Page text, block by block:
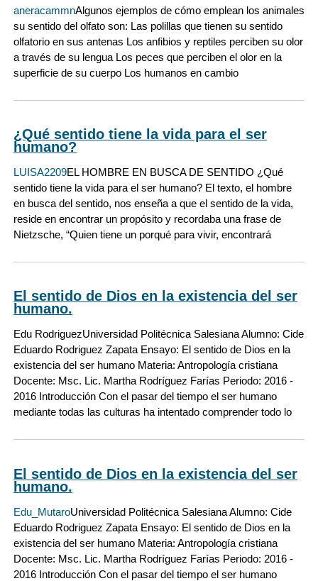
aneracammnAlgunos ejemplos de cómo emplean los animales
su sentido del olfato son: Las polillas que tienen su sentido
olfatorio en sus antenas Los anfibios y reptiles perciben su olor
a través de su lengua Los peces que perciben el olor en la
superficie de su cuerpo Los humanos en cambio
¿Qué sentido tiene la vida para el ser
humano?
LUISA2209EL HOMBRE EN BUSCA DE SENTIDO ¿Qué
sentido tiene la vida para el ser humano? El texto, el hombre
en busca del sentido, nos enseña a que el sentido de la vida,
reside en encontrar un propósito y recordaba una frase de
Nietzsche, “Quien tiene un porqué para vivir, encontrará
El sentido de Dios en la existencia del ser
humano.
Edu RodriguezUniversidad Politécnica Salesiana Alumno: Cide
Eduardo Rodriguez Zapata Ensayo: El sentido de Dios en la
existencia del ser humano Materia: Antropología cristiana
Docente: Msc. Lic. Martha Rodríguez Farías Periodo: 2016 -
2016 Introducción Con el pasar del tiempo el ser humano
mediante todas las culturas ha intentado comprender todo lo
El sentido de Dios en la existencia del ser
humano.
Edu_MutaroUniversidad Politécnica Salesiana Alumno: Cide
Eduardo Rodriguez Zapata Ensayo: El sentido de Dios en la
existencia del ser humano Materia: Antropología cristiana
Docente: Msc. Lic. Martha Rodríguez Farías Periodo: 2016 -
2016 Introducción Con el pasar del tiempo el ser humano